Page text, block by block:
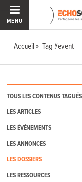
MENU
Accueil Tag #event
TOUS LES CONTENUS TAGUÉS
LES ARTICLES
LES ÉVÉNEMENTS
LES ANNONCES
LES DOSSIERS
LES RESSOURCES